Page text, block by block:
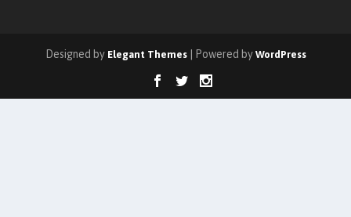
Designed by Elegant Themes| Powered by WordPress